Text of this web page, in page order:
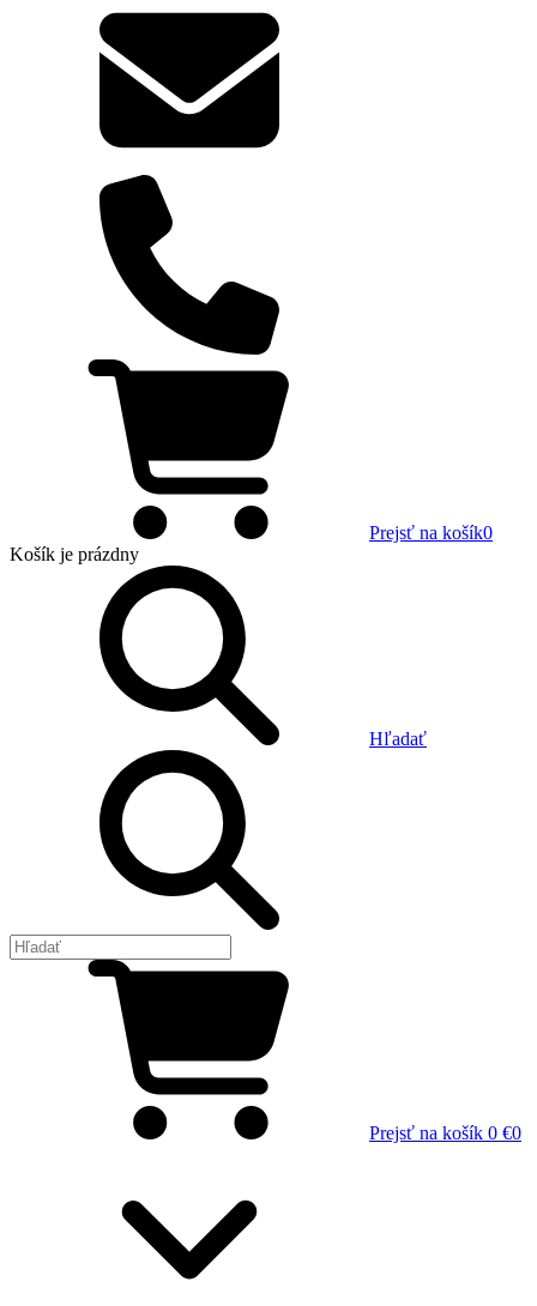
Prejsť na košík0
Košík je prázdny
Hľadať
Prejsť na košík 0 €0